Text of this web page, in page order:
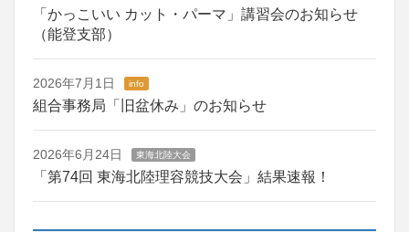
「かっこいい カット・パーマ」講習会のお知らせ
（能登支部）
2026年7月1日 info
組合事務局「旧盆休み」のお知らせ
2026年6月24日 東海北陸大会
「第74回 東海北陸理容競技大会」結果速報！